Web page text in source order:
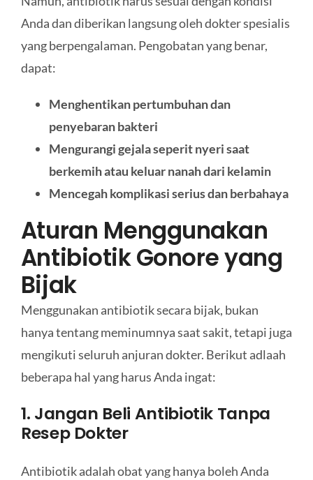
Anda dan diberikan langsung oleh dokter spesialis
yang berpengalaman. Pengobatan yang benar,
dapat:
Menghentikan pertumbuhan dan
penyebaran bakteri
Mengurangi gejala seperit nyeri saat
berkemih atau keluar nanah dari kelamin
Mencegah komplikasi serius dan berbahaya
Aturan Menggunakan
Antibiotik Gonore yang
Bijak
Menggunakan antibiotik secara bijak, bukan
hanya tentang meminumnya saat sakit, tetapi juga
mengikuti seluruh anjuran dokter. Berikut adlaah
beberapa hal yang harus Anda ingat:
1. Jangan Beli Antibiotik Tanpa
Resep Dokter
Antibiotik adalah obat yang hanya boleh Anda